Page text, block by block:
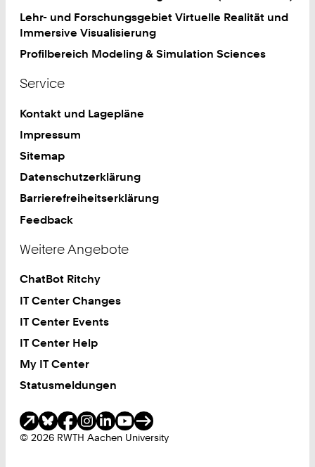
Lehr- und Forschungsgebiet Virtuelle Realität und
Immersive Visualisierung
Profilbereich Modeling & Simulation Sciences
Service
Kontakt und Lagepläne
Impressum
Sitemap
Datenschutzerklärung
Barrierefreiheitserklärung
Feedback
Weitere Angebote
ChatBot Ritchy
IT Center Changes
IT Center Events
IT Center Help
My IT Center
Statusmeldungen
© 2026 RWTH Aachen University
Soziale Medien